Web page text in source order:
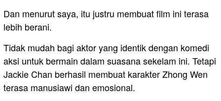
Dan menurut saya, itu justru membuat film ini terasa
lebih berani.
Tidak mudah bagi aktor yang identik dengan komedi
aksi untuk bermain dalam suasana sekelam ini. Tetapi
Jackie Chan berhasil membuat karakter Zhong Wen
terasa manusiawi dan emosional.